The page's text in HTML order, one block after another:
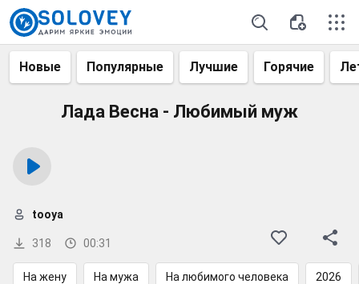
Новые Популярные Лучшие Горячие
Лада Весна - Любимый муж
318 00:31
tooya
На жену На мужа На любимого человека 2026